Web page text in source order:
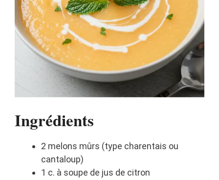
Ingrédients
2 melons mûrs (type charentais ou
cantaloup)
1 c. à soupe de jus de citron